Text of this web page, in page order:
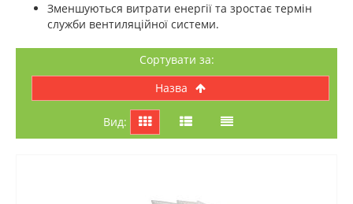
Зменшуються витрати енергії та зростає термін
служби вентиляційної системи.
Сортувати за:
назва
Вид: